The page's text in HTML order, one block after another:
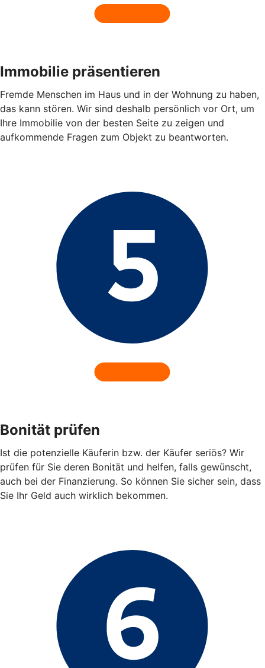
Immobilie präsentieren
Fremde Menschen im Haus und in der Wohnung zu haben,
das kann stören. Wir sind deshalb persönlich vor Ort, um
Ihre Immobilie von der besten Seite zu zeigen und
aufkommende Fragen zum Objekt zu beantworten.
Bonität prüfen
Ist die potenzielle Käuferin bzw. der Käufer seriös? Wir
prüfen für Sie deren Bonität und helfen, falls gewünscht,
auch bei der Finanzierung. So können Sie sicher sein, dass
Sie Ihr Geld auch wirklich bekommen.